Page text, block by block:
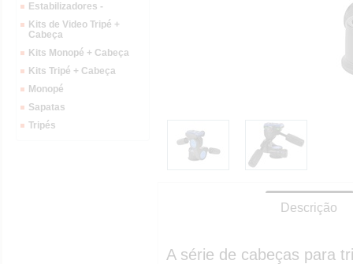
Estabilizadores -
Kits de Video Tripé +
Cabeça
Kits Monopé + Cabeça
Kits Tripé + Cabeça
Monopé
Sapatas
Tripés
Descrição
A série de cabeças para